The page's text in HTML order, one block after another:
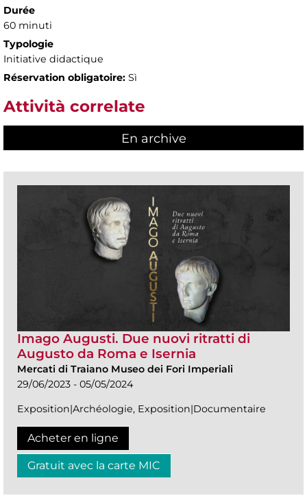
Durée
60 minuti
Typologie
Initiative didactique
Réservation obligatoire: Sì
Attività correlate
En archive
Imago Augusti. Due nuovi ritratti di
Augusto da Roma e Isernia
Mercati di Traiano Museo dei Fori Imperiali
29/06/2023 - 05/05/2024
Exposition|Archéologie, Exposition|Documentaire
Acheter en ligne
Gratuit avec la carte MIC